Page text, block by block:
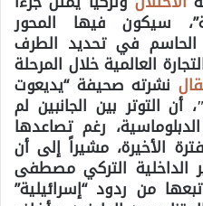
سيكون فيها المحور
الحاسم في تحديد الطرف
العالمية خلال المرحلة
نشرته صحيفة “يديعوت
أحرونوت” وترجمته “عربي21″، أن التوتر بين الجانبين لم
رغم تصاعدها
الأخيرة، مشيراً إلى أن
الداخلية التركي مصطفى
من ردود “إسرائيلية”